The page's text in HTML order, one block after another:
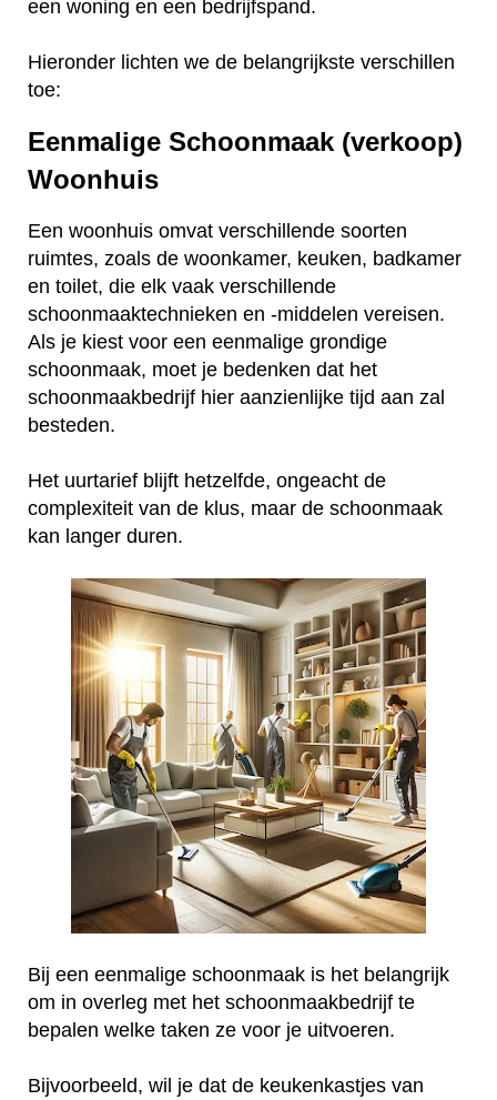
een woning en een bedrijfspand.
Hieronder lichten we de belangrijkste verschillen
toe:
Eenmalige Schoonmaak (verkoop)
Woonhuis
Een woonhuis omvat verschillende soorten
ruimtes, zoals de woonkamer, keuken, badkamer
en toilet, die elk vaak verschillende
schoonmaaktechnieken en -middelen vereisen.
Als je kiest voor een eenmalige grondige
schoonmaak, moet je bedenken dat het
schoonmaakbedrijf hier aanzienlijke tijd aan zal
besteden.
Het uurtarief blijft hetzelfde, ongeacht de
complexiteit van de klus, maar de schoonmaak
kan langer duren.
Bij een eenmalige schoonmaak is het belangrijk
om in overleg met het schoonmaakbedrijf te
bepalen welke taken ze voor je uitvoeren.
Bijvoorbeeld, wil je dat de keukenkastjes van